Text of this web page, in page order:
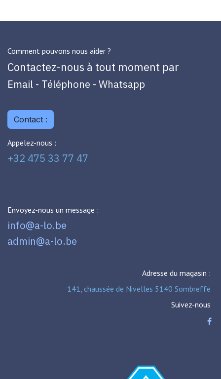
Comment pouvons nous aider ?
Contactez-nous à tout moment par
Email - Téléphone - Whatsapp
Contact :
Appelez-nous :
+32 475 33 77 47
Envoyez-nous un message :
info@a-lo.be
admin@a-lo.be
Adresse du magasin :
141, chaussée de Nivelles 5140 Sombreffe
Suivez-nous